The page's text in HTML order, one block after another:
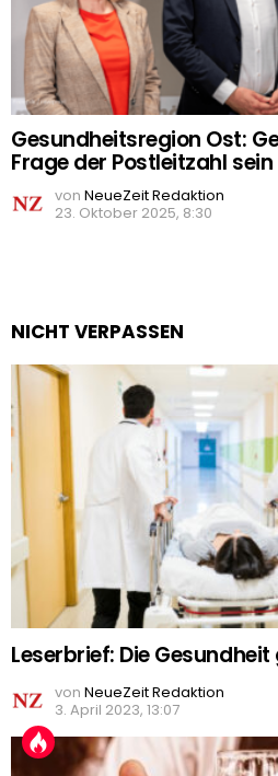
Gesundheitsregion Ost:
Frage der Postleitzahl sein
von NeueZeit Redaktion
23. Oktober 2025, 8:30
NICHT VERPASSEN
Leserbrief: Die
von NeueZeit Redaktion
3. April 2023, 13:07